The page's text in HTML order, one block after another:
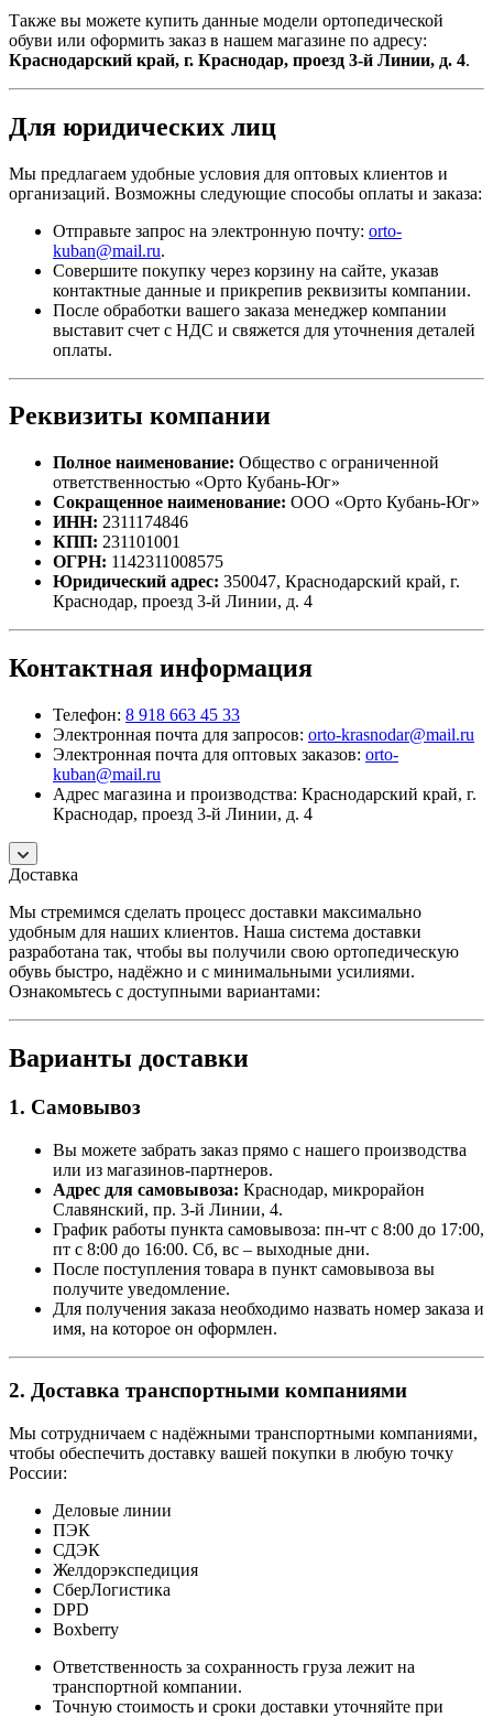
Также вы можете купить данные модели ортопедической
обуви или оформить заказ в нашем магазине по адресу:
Краснодарский край, г. Краснодар, проезд 3-й Линии, д. 4.
Для юридических лиц
Мы предлагаем удобные условия для оптовых клиентов и
организаций. Возможны следующие способы оплаты и заказа:
Отправьте запрос на электронную почту: orto-
kuban@mail.ru.
Совершите покупку через корзину на сайте, указав
контактные данные и прикрепив реквизиты компании.
После обработки вашего заказа менеджер компании
выставит счет с НДС и свяжется для уточнения деталей
оплаты.
Реквизиты компании
Полное наименование: Общество с ограниченной
ответственностью «Орто Кубань-Юг»
Сокращенное наименование: ООО «Орто Кубань-Юг»
ИНН: 2311174846
КПП: 231101001
ОГРН: 1142311008575
Юридический адрес: 350047, Краснодарский край, г.
Краснодар, проезд 3-й Линии, д. 4
Контактная информация
Телефон: 8 918 663 45 33
Электронная почта для запросов: orto-krasnodar@mail.ru
Электронная почта для оптовых заказов: orto-
kuban@mail.ru
Адрес магазина и производства: Краснодарский край, г.
Краснодар, проезд 3-й Линии, д. 4
Доставка
Мы стремимся сделать процесс доставки максимально
удобным для наших клиентов. Наша система доставки
разработана так, чтобы вы получили свою ортопедическую
обувь быстро, надёжно и с минимальными усилиями.
Ознакомьтесь с доступными вариантами:
Варианты доставки
1. Самовывоз
Вы можете забрать заказ прямо с нашего производства
или из магазинов-партнеров.
Адрес для самовывоза: Краснодар, микрорайон
Славянский, пр. 3-й Линии, 4.
График работы пункта самовывоза: пн-чт с 8:00 до 17:00,
пт с 8:00 до 16:00. Сб, вс – выходные дни.
После поступления товара в пункт самовывоза вы
получите уведомление.
Для получения заказа необходимо назвать номер заказа и
имя, на которое он оформлен.
2. Доставка транспортными компаниями
Мы сотрудничаем с надёжными транспортными компаниями,
чтобы обеспечить доставку вашей покупки в любую точку
России:
Деловые линии
ПЭК
СДЭК
Желдорэкспедиция
СберЛогистика
DPD
Boxberry
Ответственность за сохранность груза лежит на
транспортной компании.
Точную стоимость и сроки доставки уточняйте при